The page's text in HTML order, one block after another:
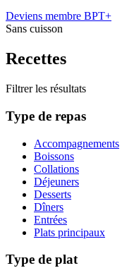
Deviens membre BPT+
Sans cuisson
Recettes
Filtrer les résultats
Type de repas
Accompagnements
Boissons
Collations
Déjeuners
Desserts
Dîners
Entrées
Plats principaux
Type de plat